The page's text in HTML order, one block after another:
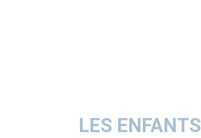
LES ENFANTS